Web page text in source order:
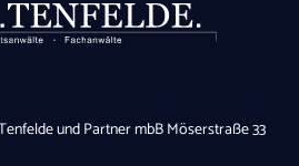
und Partner mbB Möserstraße 33